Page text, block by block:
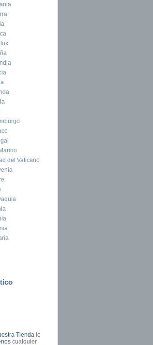
del Vaticano
Tienda lo
cualquier